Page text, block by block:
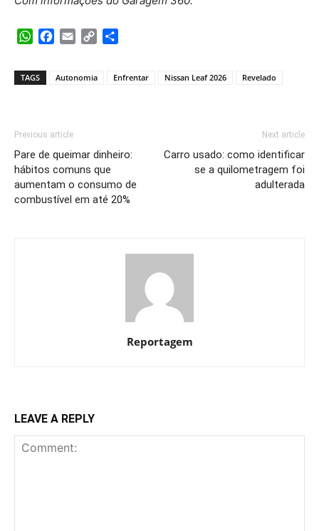
WhatsApp
Facebook
Email Copy
TAGS Autonomia Enfrentar Nissan Leaf 2026 Revelado
Previous article
Pare de queimar dinheiro:
hábitos comuns que
aumentam o consumo de
combustível em até 20%
Next article
Carro usado: como identificar
se a quilometragem foi
adulterada
Reportagem
LEAVE A REPLY